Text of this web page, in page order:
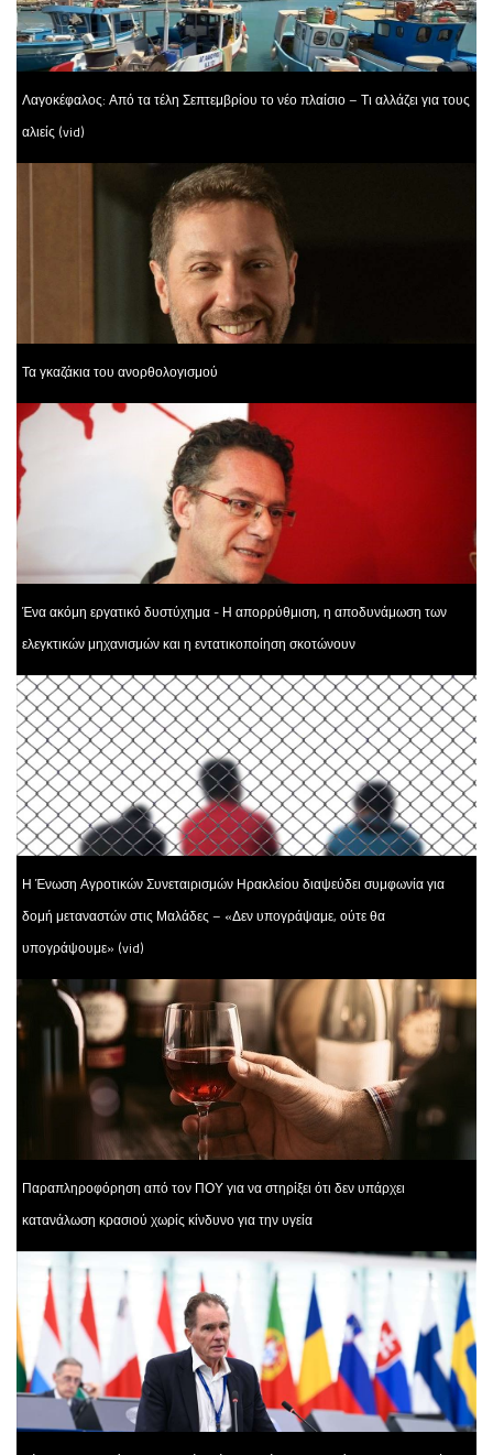
Λαγοκέφαλος: Από τα τέλη Σεπτεμβρίου το νέο πλαίσιο – Τι αλλάζει για τους
αλιείς (vid)
Τα γκαζάκια του ανορθολογισμού
Ένα ακόμη εργατικό δυστύχημα - Η απορρύθμιση, η αποδυνάμωση των
ελεγκτικών μηχανισμών και η εντατικοποίηση σκοτώνουν
Η Ένωση Αγροτικών Συνεταιρισμών Ηρακλείου διαψεύδει συμφωνία για
δομή μεταναστών στις Μαλάδες – «Δεν υπογράψαμε, ούτε θα
υπογράψουμε» (vid)
Παραπληροφόρηση από τον ΠΟΥ για να στηρίξει ότι δεν υπάρχει
κατανάλωση κρασιού χωρίς κίνδυνο για την υγεία